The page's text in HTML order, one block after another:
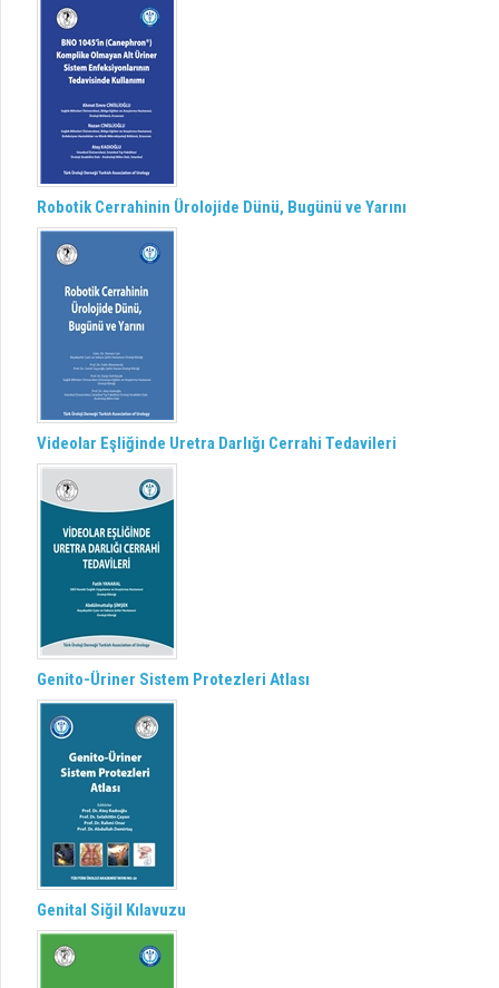
Robotik Cerrahinin Ürolojide Dünü, Bugünü ve Yarını
Videolar Eşliğinde Uretra Darlığı Cerrahi Tedavileri
Genito-Üriner Sistem Protezleri Atlası
Genital Siğil Kılavuzu